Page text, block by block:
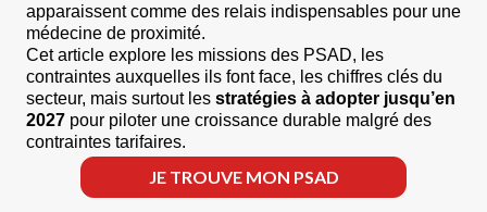
apparaissent comme des relais indispensables pour une
médecine de proximité.
Cet article explore les missions des PSAD, les
contraintes auxquelles ils font face, les chiffres clés du
secteur, mais surtout les stratégies à adopter jusqu’en
2027 pour piloter une croissance durable malgré des
contraintes tarifaires.
JE TROUVE MON PSAD